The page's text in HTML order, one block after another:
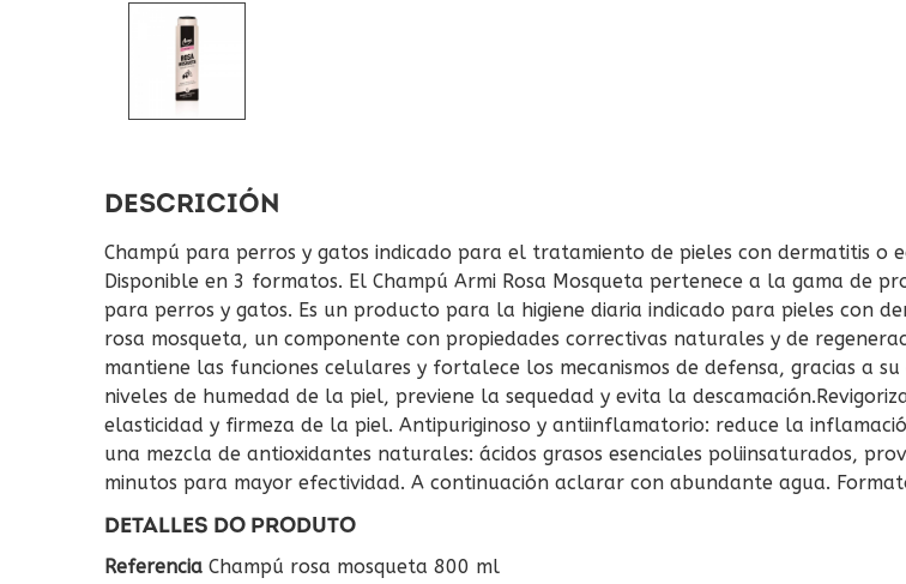
DESCRICIÓN
Champú para perros y gatos indicado para el tratamiento de pieles con dermatitis o
Disponible en 3 formatos. El Champú Armi Rosa Mosqueta pertenece a la gama de
para perros y gatos. Es un producto para la higiene diaria indicado para pieles con
rosa mosqueta, un componente con propiedades correctivas naturales y de
mantiene las funciones celulares y fortalece los mecanismos de defensa, gracias a
niveles de humedad de la piel, previene la sequedad y evita la
elasticidad y firmeza de la piel. Antipuriginoso y antiinflamatorio: reduce la
una mezcla de antioxidantes naturales: ácidos grasos esenciales poliinsaturados,
minutos para mayor efectividad. A continuación aclarar con abundante agua.
DETALLES DO PRODUTO
Referencia Champú rosa mosqueta 800 ml